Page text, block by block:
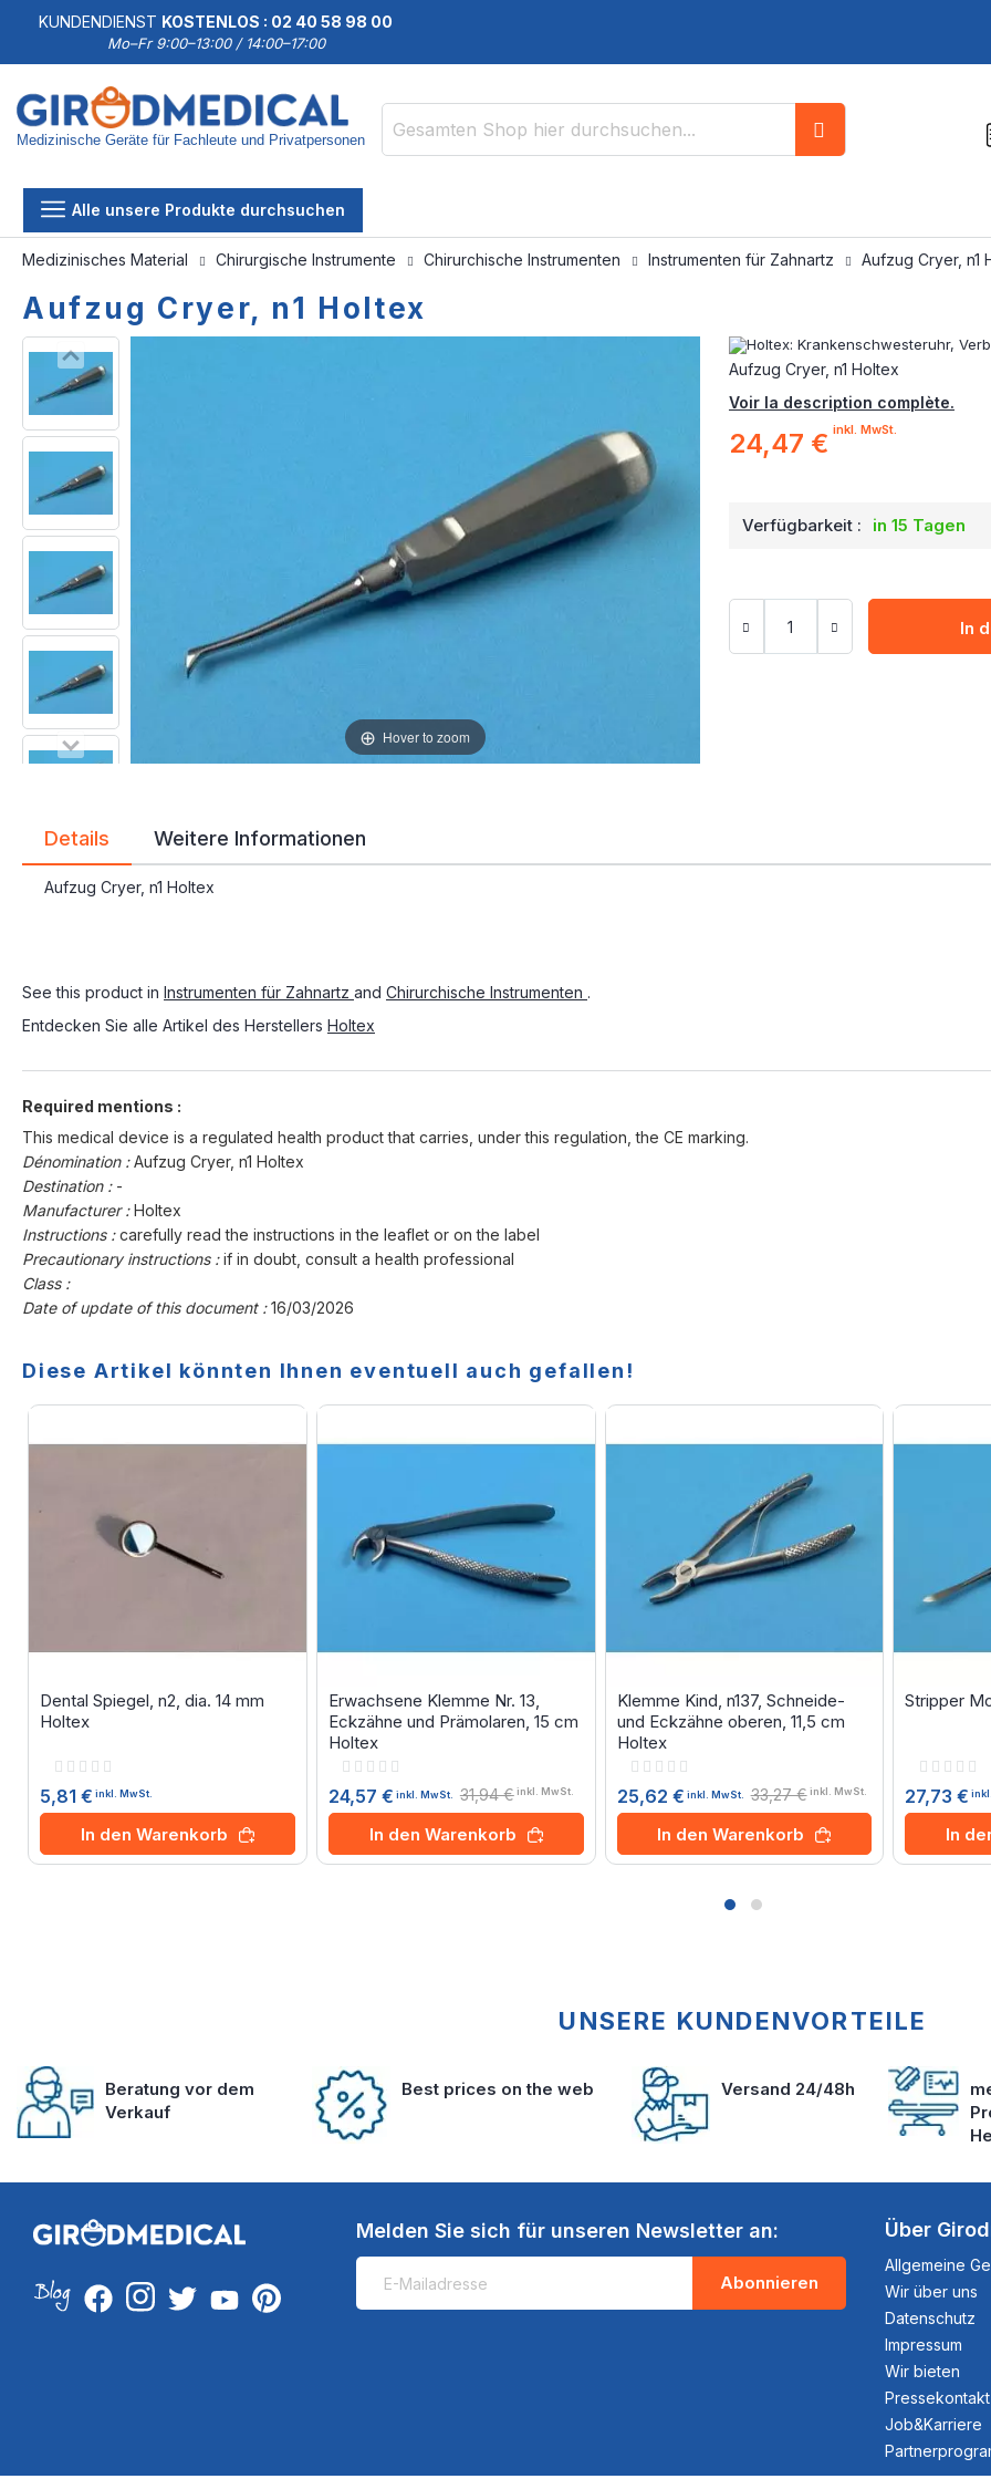
KUNDENDIENST KOSTENLOS : 02 40 58 98 00
Mo–Fr 9:00–13:00 / 14:00–17:00
Medizinische Geräte für Fachleute und Privatpersonen
Alle unsere Produkte durchsuchen
Medizinisches Material Chirurgische Instrumente Chirurchische Instrumenten Instrumenten für Zahnartz Aufzug Cryer, n1
Aufzug Cryer, n1 Holtex
Aufzug Cryer, n1 Holtex
Voir la description complète.
24,47 € inkl. MwSt.
Verfügbarkeit : in 15 Tagen
In
Zum
Ende
Bildgalerie
springen
Zum
Anfang
Bildgalerie
springen
Hover to zoom
Details
Aufzug Cryer, n1 Holtex
Weitere Informationen
See this product in Instrumenten für Zahnartz and Chirurchische Instrumenten .
Entdecken Sie alle Artikel des Herstellers Holtex
Required mentions :
This medical device is a regulated health product that carries, under this regulation, the CE marking.
Dénomination :Aufzug Cryer, n1 Holtex
Destination : -
Manufacturer :Holtex
Instructions :carefully read the instructions in the leaflet or on the label
Precautionary instructions :if in doubt, consult a health professional
Class :
Date of update of this document :16/03/2026
Diese Artikel könnten Ihnen eventuell auch gefallen!
Dental Spiegel, n2, dia. 14 mm
Holtex
Rating:
5,81 € inkl. MwSt.
In den Warenkorb
Erwachsene Klemme Nr. 13,
Eckzähne und Prämolaren, 15 cm
Holtex
Rating:
24,57 € inkl. MwSt. 31,94 € inkl. MwSt.
In den Warenkorb
Klemme Kind, n137, Schneide-
und Eckzähne oberen, 11,5 cm
Holtex
Rating:
25,62 € inkl. MwSt. 33,27 € inkl. MwSt.
In den Warenkorb
Stripper
Rating:
27,73 €
In
UNSERE KUNDENVORTEILE
Beratung vor dem
Verkauf
Best prices on the web Versand 24/48h
Melden Sie sich für unseren Newsletter an:
Abonnieren
Über
Allgemeine
Wir über uns
Datenschutz
Impressum
Wir bieten
Pressekontakt
Job&Karriere